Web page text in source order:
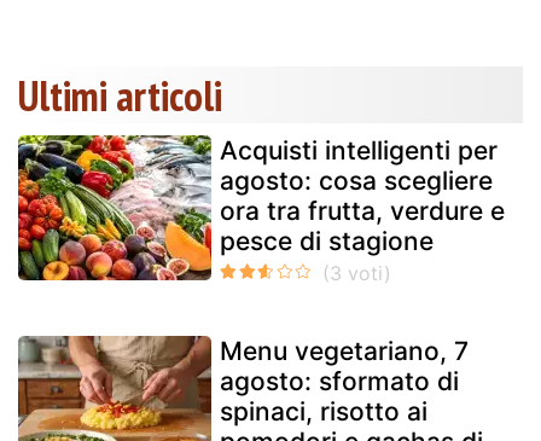
Ultimi articoli
Acquisti intelligenti per
agosto: cosa scegliere
ora tra frutta, verdure e
pesce di stagione
Menu vegetariano, 7
agosto: sformato di
spinaci, risotto ai